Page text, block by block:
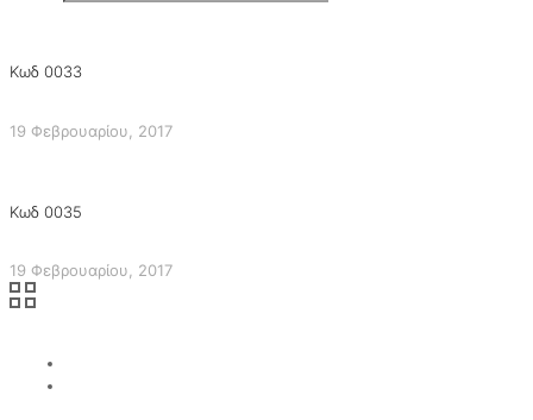
Κωδ 0033
19 Φεβρουαρίου, 2017
Κωδ 0035
19 Φεβρουαρίου, 2017